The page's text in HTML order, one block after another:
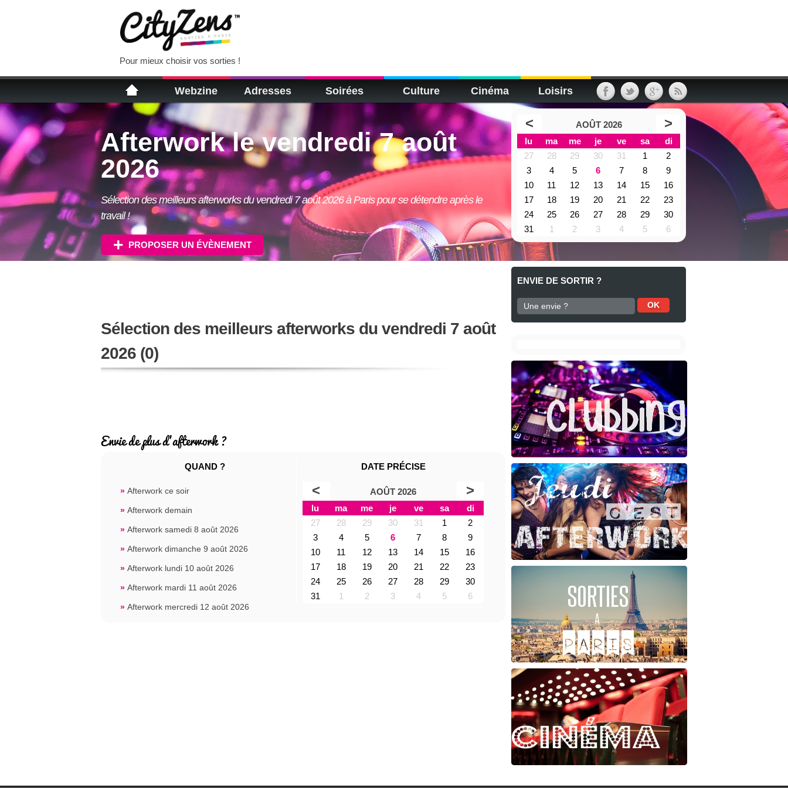
Pour mieux choisir vos sorties !
Webzine Adresses Soirées Culture Cinéma Loisirs
Afterwork le vendredi 7 août
2026
Sélection des meilleurs afterworks du vendredi 7 août 2026 à Paris pour se détendre après le
travail !
PROPOSER UN ÉVÈNEMENT
< AOÛT 2026 >
lu ma me je ve sa
di
27
28 29 30 31 1
2
3
4 5 6 7 8
9
10
11 12 13 14 15
16
17
18 19 20 21 22
23
24
25 26 27 28 29
30
31
1 2 3 4 5 6
Sélection des meilleurs afterworks du vendredi 7 août
2026 (0)
Envie de plus d'afterwork ?
QUAND ?
»Afterwork ce soir
»Afterwork demain
»Afterwork samedi 8 août 2026
»Afterwork dimanche 9 août 2026
»Afterwork lundi 10 août 2026
»Afterwork mardi 11 août 2026
»Afterwork mercredi 12 août 2026
DATE PRÉCISE
< AOÛT 2026 >
lu ma me je ve sa
di
27
28 29 30 31 1
2
3
4 5 6 7 8
9
10
11 12 13 14 15
16
17
18 19 20 21 22
23
24
25 26 27 28 29
30
31
1 2 3 4 5 6
ENVIE DE SORTIR ?